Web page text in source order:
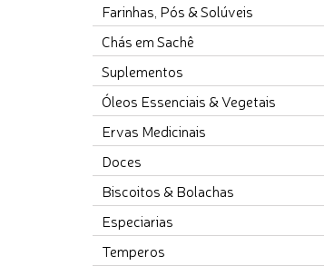
Farinhas, Pós & Solúveis
Chás em Sachê
Suplementos
Óleos Essenciais & Vegetais
Ervas Medicinais
Doces
Biscoitos & Bolachas
Especiarias
Temperos